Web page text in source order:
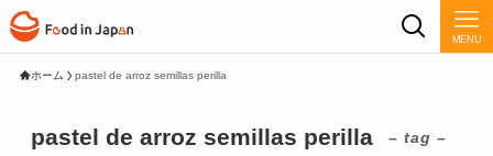
MENU
ホーム pastel de arroz semillas perilla
pastel de arroz semillas perilla – tag –